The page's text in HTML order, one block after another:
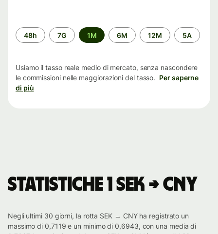
Periodo
di
48h 7G 1M 6M 12M 5A
Usiamo il tasso reale medio di mercato, senza nascondere
le commissioni nelle maggiorazioni del tasso. Per saperne
di più
Statistiche 1 SEK → CNY
Negli ultimi 30 giorni, la rotta SEK → CNY ha registrato un
massimo di 0,7119 e un minimo di 0,6943, con una media di